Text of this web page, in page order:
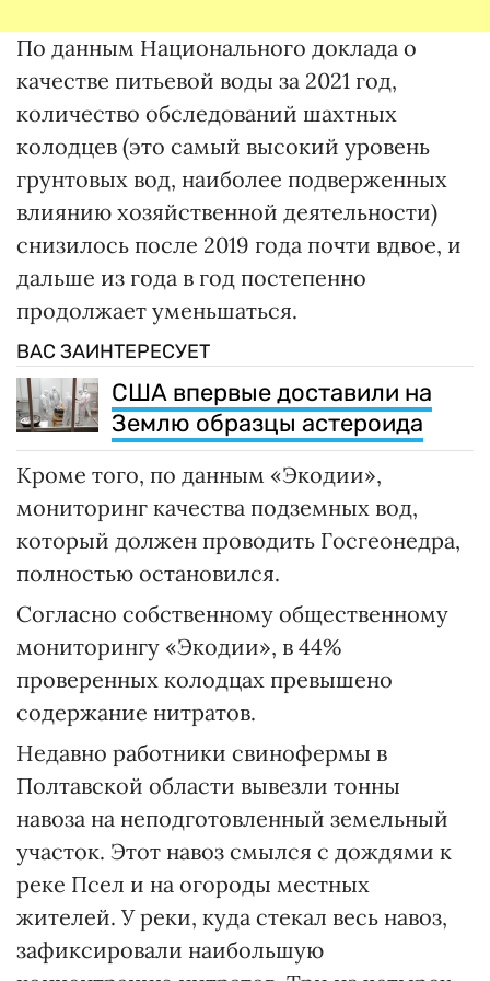
По данным Национального доклада о
качестве питьевой воды за 2021 год,
количество обследований шахтных
колодцев (это самый высокий уровень
грунтовых вод, наиболее подверженных
влиянию хозяйственной деятельности)
снизилось после 2019 года почти вдвое, и
дальше из года в год постепенно
продолжает уменьшаться.
ВАС ЗАИНТЕРЕСУЕТ
США впервые доставили на
Землю образцы астероида
Кроме того, по данным «Экодии»,
мониторинг качества подземных вод,
который должен проводить Госгеонедра,
полностью остановился.
Согласно собственному общественному
мониторингу «Экодии», в 44%
проверенных колодцах превышено
содержание нитратов.
Недавно работники свинофермы в
Полтавской области вывезли тонны
навоза на неподготовленный земельный
участок. Этот навоз смылся с дождями к
реке Псел и на огороды местных
жителей. У реки, куда стекал весь навоз,
зафиксировали наибольшую